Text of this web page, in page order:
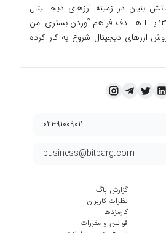
بنیان در زمینه ارزهای دیجــیتال
بستری امن
ارزهای دیجیتال شروع به کار کرده
business@bitbarg.com
۰۲۱-۹۱۰۰۹۰۱۱
گزارش باگ
نظرات کاربران
کارمزد‌ها
قوانین و مقررات